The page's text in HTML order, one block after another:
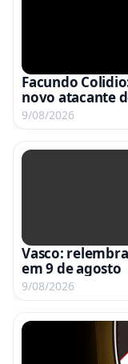
Facundo
novo atacante
9/08/2026
Vasco:
em 9 de agosto
9/08/2026